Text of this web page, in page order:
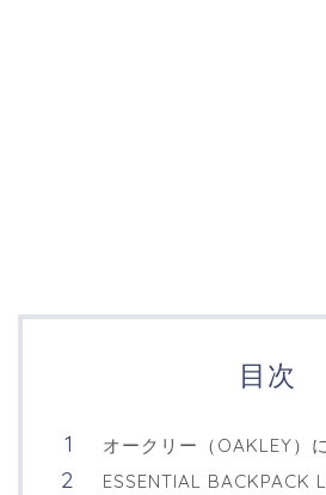
目次
オークリー（OAKLEY）
ESSENTIAL BACKPACK